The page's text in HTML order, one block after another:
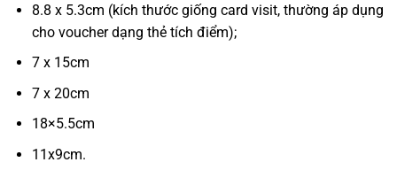
8.8 x 5.3cm (kích thước giống card visit, thường áp dụng
cho voucher dạng thẻ tích điểm);
7 x 15cm
7 x 20cm
18×5.5cm
11x9cm.